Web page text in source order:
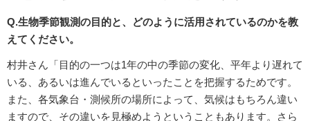
Q.生物季節観測の目的と、どのように活用されているのかを教
えてください。
村井さん「目的の一つは1年の中の季節の変化、平年より遅れて
いる、あるいは進んでいるといったことを把握するためです。
また、各気象台・測候所の場所によって、気候はもちろん違い
ますので、その違いを見極めようということもあります。さら